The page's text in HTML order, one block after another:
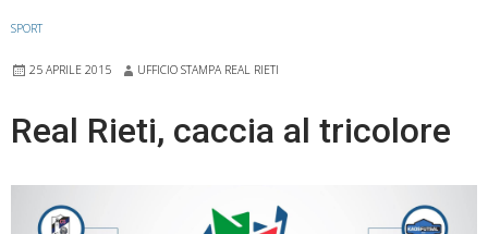
SPORT
25 APRILE 2015 UFFICIO STAMPA REAL RIETI
Real Rieti, caccia al tricolore